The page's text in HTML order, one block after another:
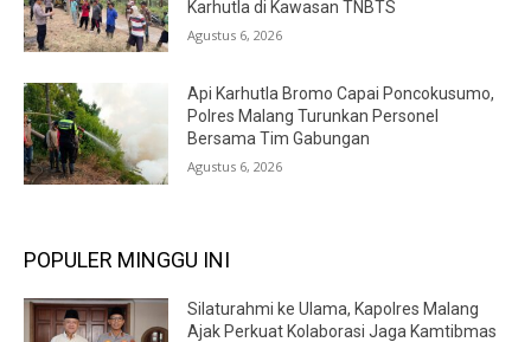
Karhutla di Kawasan TNBTS
Agustus 6, 2026
Api Karhutla Bromo Capai Poncokusumo,
Polres Malang Turunkan Personel
Bersama Tim Gabungan
Agustus 6, 2026
POPULER MINGGU INI
Silaturahmi ke Ulama, Kapolres Malang
Ajak Perkuat Kolaborasi Jaga Kamtibmas